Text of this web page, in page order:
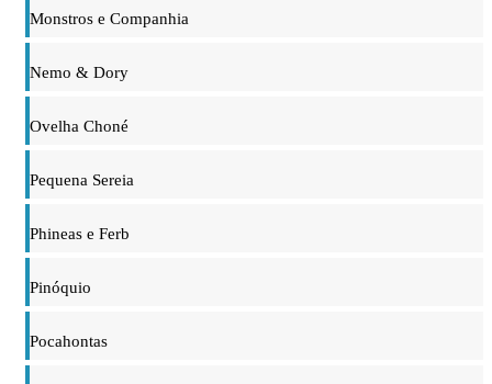
Monstros e Companhia
Nemo & Dory
Ovelha Choné
Pequena Sereia
Phineas e Ferb
Pinóquio
Pocahontas